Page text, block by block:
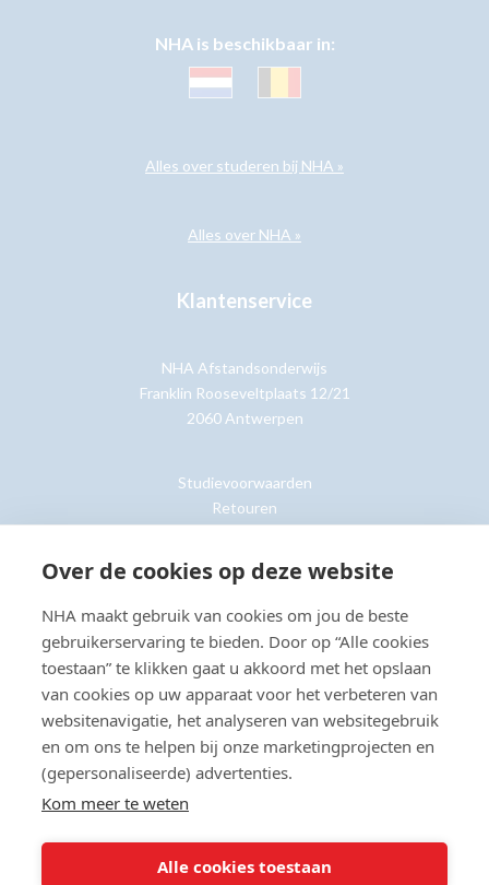
Over de cookies op deze website
NHA maakt gebruik van cookies om jou de beste
gebruikerservaring te bieden. Door op “Alle cookies
toestaan” te klikken gaat u akkoord met het opslaan
van cookies op uw apparaat voor het verbeteren van
websitenavigatie, het analyseren van websitegebruik
en om ons te helpen bij onze marketingprojecten en
(gepersonaliseerde) advertenties.
Kom meer te weten
Alle cookies toestaan
NHA is beschikbaar in:
Alles over studeren bij NHA »
Alles over NHA »
Klantenservice
NHA Afstandsonderwijs
Franklin Rooseveltplaats 12/21
2060 Antwerpen
Studievoorwaarden
Retouren
Klantenservice »
© Copyright 2026 NHA Privacy- en cookieverklaring
Sitemap
Toegankelijkheidsverklaring
Beoordeling:8.8door2203